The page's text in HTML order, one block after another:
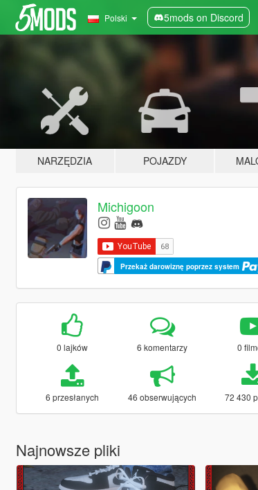
Polski 5mods on Discord
NARZĘDZIA POJAZDY
Michigoon
Przekaż darowiznę poprzez system
0 lajków 6 komentarzy 0
6 przesłanych 46 obserwujących 72 430
Najnowsze pliki